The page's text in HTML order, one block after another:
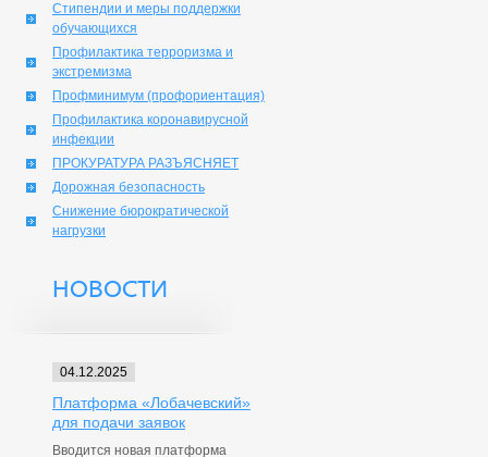
Стипендии и меры поддержки
обучающихся
Профилактика терроризма и
экстремизма
Профминимум (профориентация)
Профилактика коронавирусной
инфекции
ПРОКУРАТУРА РАЗЪЯСНЯЕТ
Дорожная безопасность
Снижение бюрократической
нагрузки
НОВОСТИ
04.12.2025
Платформа «Лобачевский»
для подачи заявок
Вводится новая платформа